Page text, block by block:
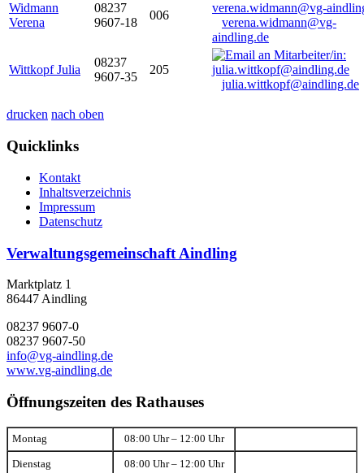
Widmann
Verena
08237
9607-18
006
verena.widmann@vg-
aindling.de
Wittkopf Julia
08237
9607-35
205
julia.wittkopf@aindling.de
drucken nach oben
Quicklinks
Kontakt
Inhaltsverzeichnis
Impressum
Datenschutz
Verwaltungsgemeinschaft Aindling
Marktplatz 1
86447 Aindling
08237 9607-0
08237 9607-50
info@vg-aindling.de
www.vg-aindling.de
Öffnungszeiten des Rathauses
Montag 08:00 Uhr – 12:00 Uhr
Dienstag 08:00 Uhr – 12:00 Uhr